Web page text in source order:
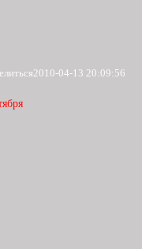
2010-04-13 20:09:56